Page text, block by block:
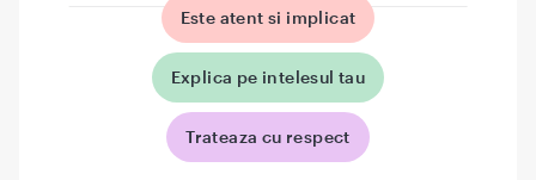
Este atent si implicat
Explica pe intelesul tau
Trateaza cu respect